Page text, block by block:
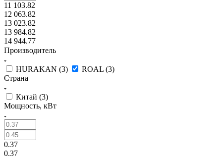
11 103.82
12 063.82
13 023.82
13 984.82
14 944.77
Производитель
HURAKAN (3) ROAL (3)
Страна
Китай (3)
Мощность, кВт
0.37
0.37